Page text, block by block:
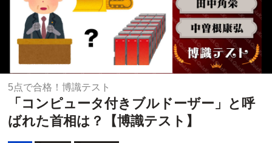
5点で合格！博識テスト
「コンピュータ付きブルドーザー」と呼
ばれた首相は？【博識テスト】